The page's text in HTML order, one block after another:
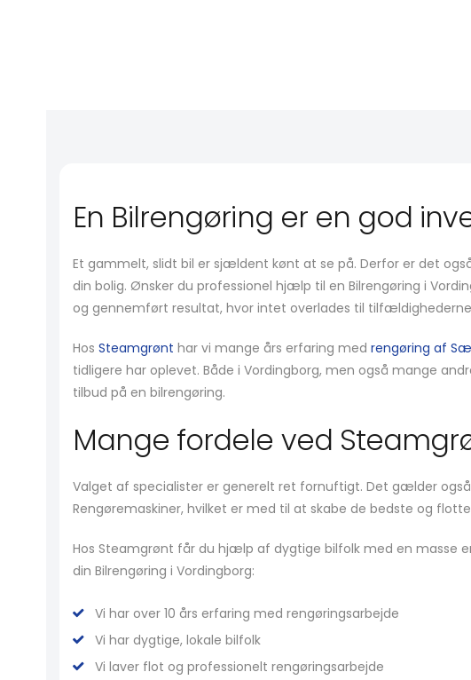
En Bilrengøring er en god
Et gammelt, slidt bil er sjældent kønt at se på. Derfor er det
din bolig. Ønsker du professionel hjælp til en Bilrengøring i
og gennemført resultat, hvor intet overlades til
Hos Steamgrønt har vi mange års erfaring med rengøring af
tidligere har oplevet. Både i Vordingborg, men også mange
tilbud på en bilrengøring.
Mange fordele ved
Valget af specialister er generelt ret fornuftigt. Det gælder
Rengøremaskiner, hvilket er med til at skabe de bedste og
Hos Steamgrønt får du hjælp af dygtige bilfolk med en masse
din Bilrengøring i Vordingborg:
Vi har over 10 års erfaring med rengøringsarbejde
Vi har dygtige, lokale bilfolk
Vi laver flot og professionelt rengøringsarbejde